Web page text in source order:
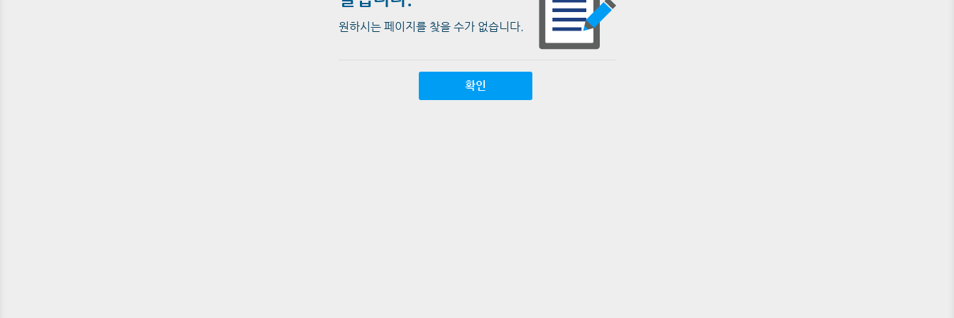
원하시는 페이지를 찾을 수가 없습니다.